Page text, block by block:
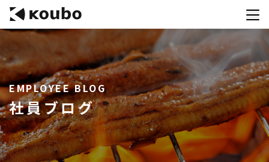
サービス
会社案内
実績紹介
採用情報
EMPLOYEE BLOG
社員ブログ